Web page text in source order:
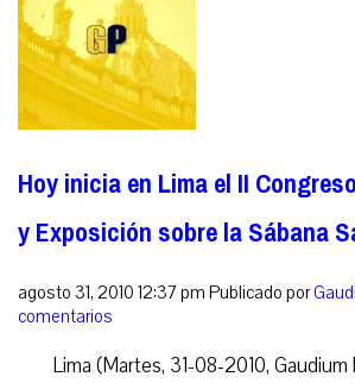
Hoy inicia en Lima el II
y Exposición sobre la Sábana
agosto 31, 2010 12:37 pm Publicado por
comentarios
Lima (Martes, 31-08-2010,